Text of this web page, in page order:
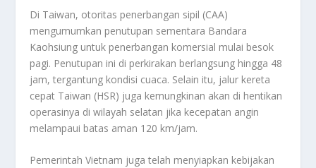
Di Taiwan, otoritas penerbangan sipil (CAA)
mengumumkan penutupan sementara Bandara
Kaohsiung untuk penerbangan komersial mulai besok
pagi. Penutupan ini di perkirakan berlangsung hingga 48
jam, tergantung kondisi cuaca. Selain itu, jalur kereta
cepat Taiwan (HSR) juga kemungkinan akan di hentikan
operasinya di wilayah selatan jika kecepatan angin
melampaui batas aman 120 km/jam.
Pemerintah Vietnam juga telah menyiapkan kebijakan